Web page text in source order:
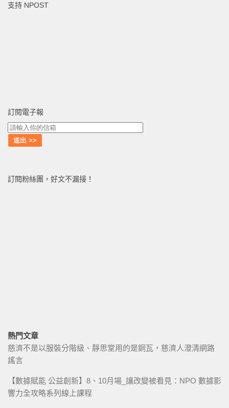
字:
支持 NPOST
訂閱電子報
訂閱粉絲團，好文不漏接！
熱門文章
慈濟不是以服裝分階級、靜思堂用的是銅瓦，慈濟人澄清網路
謠言
【數據賦能 公益創新】8、10月場_讓改變被看見：NPO 數據影
響力全攻略系列線上課程